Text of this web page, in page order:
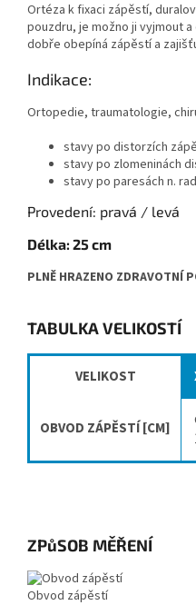
Ortéza k fixaci zápěstí,
pouzdru, je možno ji vyjmout
dobře obepíná zápěstí a
Indikace:
Ortopedie, traumatologie,
stavy po distorzích
stavy po zlomeninách
stavy po paresách n.
Provedení: pravá / levá
Délka: 25 cm
PLNĚ HRAZENO ZDRAVOTNÍ
TABULKA VELIKOSTÍ
VELIKOST
OBVOD ZÁPĚSTÍ [CM]
ZPůSOB MĚŘENÍ
Obvod zápěstí